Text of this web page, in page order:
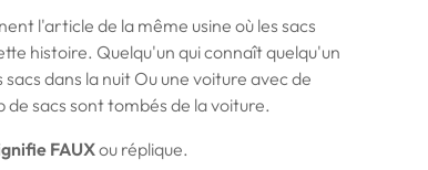
l'article de la même usine où les sacs
histoire. Quelqu'un qui connaît quelqu'un
dans la nuit Ou une voiture avec de
sacs sont tombés de la voiture.
FAUXou réplique.